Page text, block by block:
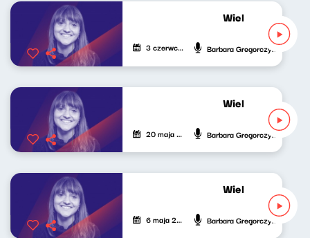
Wielki świat
3 czerwca 2023 Barbara Gregorczyk
Wielki świat
20 maja 2023 Barbara Gregorczyk
Wielki świat
6 maja 2023 Barbara Gregorczyk